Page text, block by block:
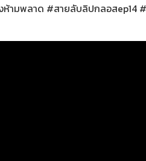
ห้ามพลาด #สายลับลิปกลอสep14